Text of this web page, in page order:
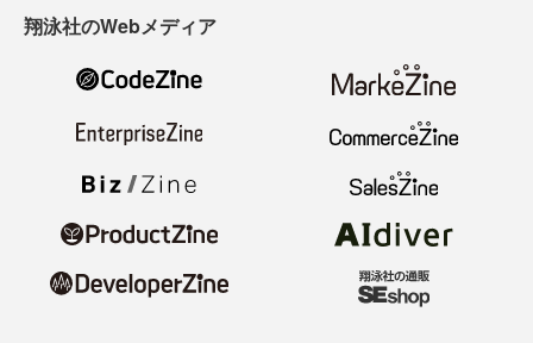
翔泳社のWebメディア